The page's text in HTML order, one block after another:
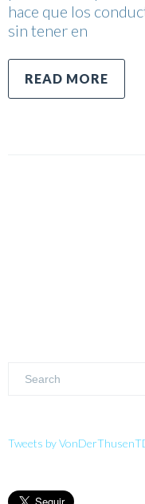
hace que los
sin tener en
READ MORE
Tweets by